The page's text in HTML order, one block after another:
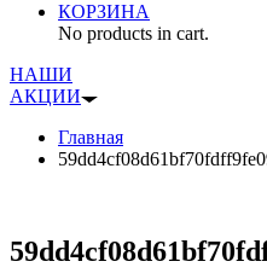
КОРЗИНА
No products in cart.
НАШИ
АКЦИИ
Главная